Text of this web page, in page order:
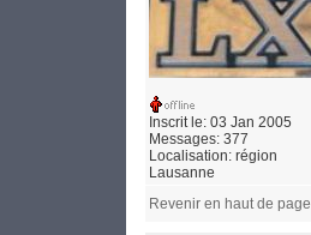
Inscrit le: 03 Jan 2005
Messages: 377
Localisation: région
Lausanne
Revenir en haut de page